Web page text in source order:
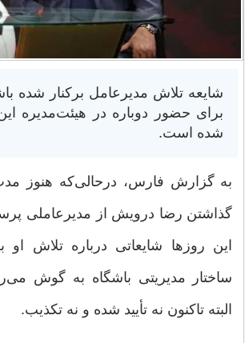
شایعه تلاش مدیرعامل برکنار شده
برای حضور دوباره در هیئت‌مدیره
شده است.
به گزارش فارس، درحالی‌که هنوز
گذاشتن رضا درویش از مدیرعاملی
این روزها شایعاتی درباره تلاش
ساختار مدیریتی باشگاه به گوش
البته تاکنون نه تأیید شده و نه تکذیب.